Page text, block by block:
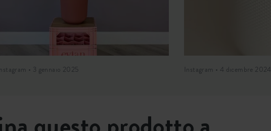
Instagram • 3 gennaio 2025 Instagram • 4 dicembre 2024